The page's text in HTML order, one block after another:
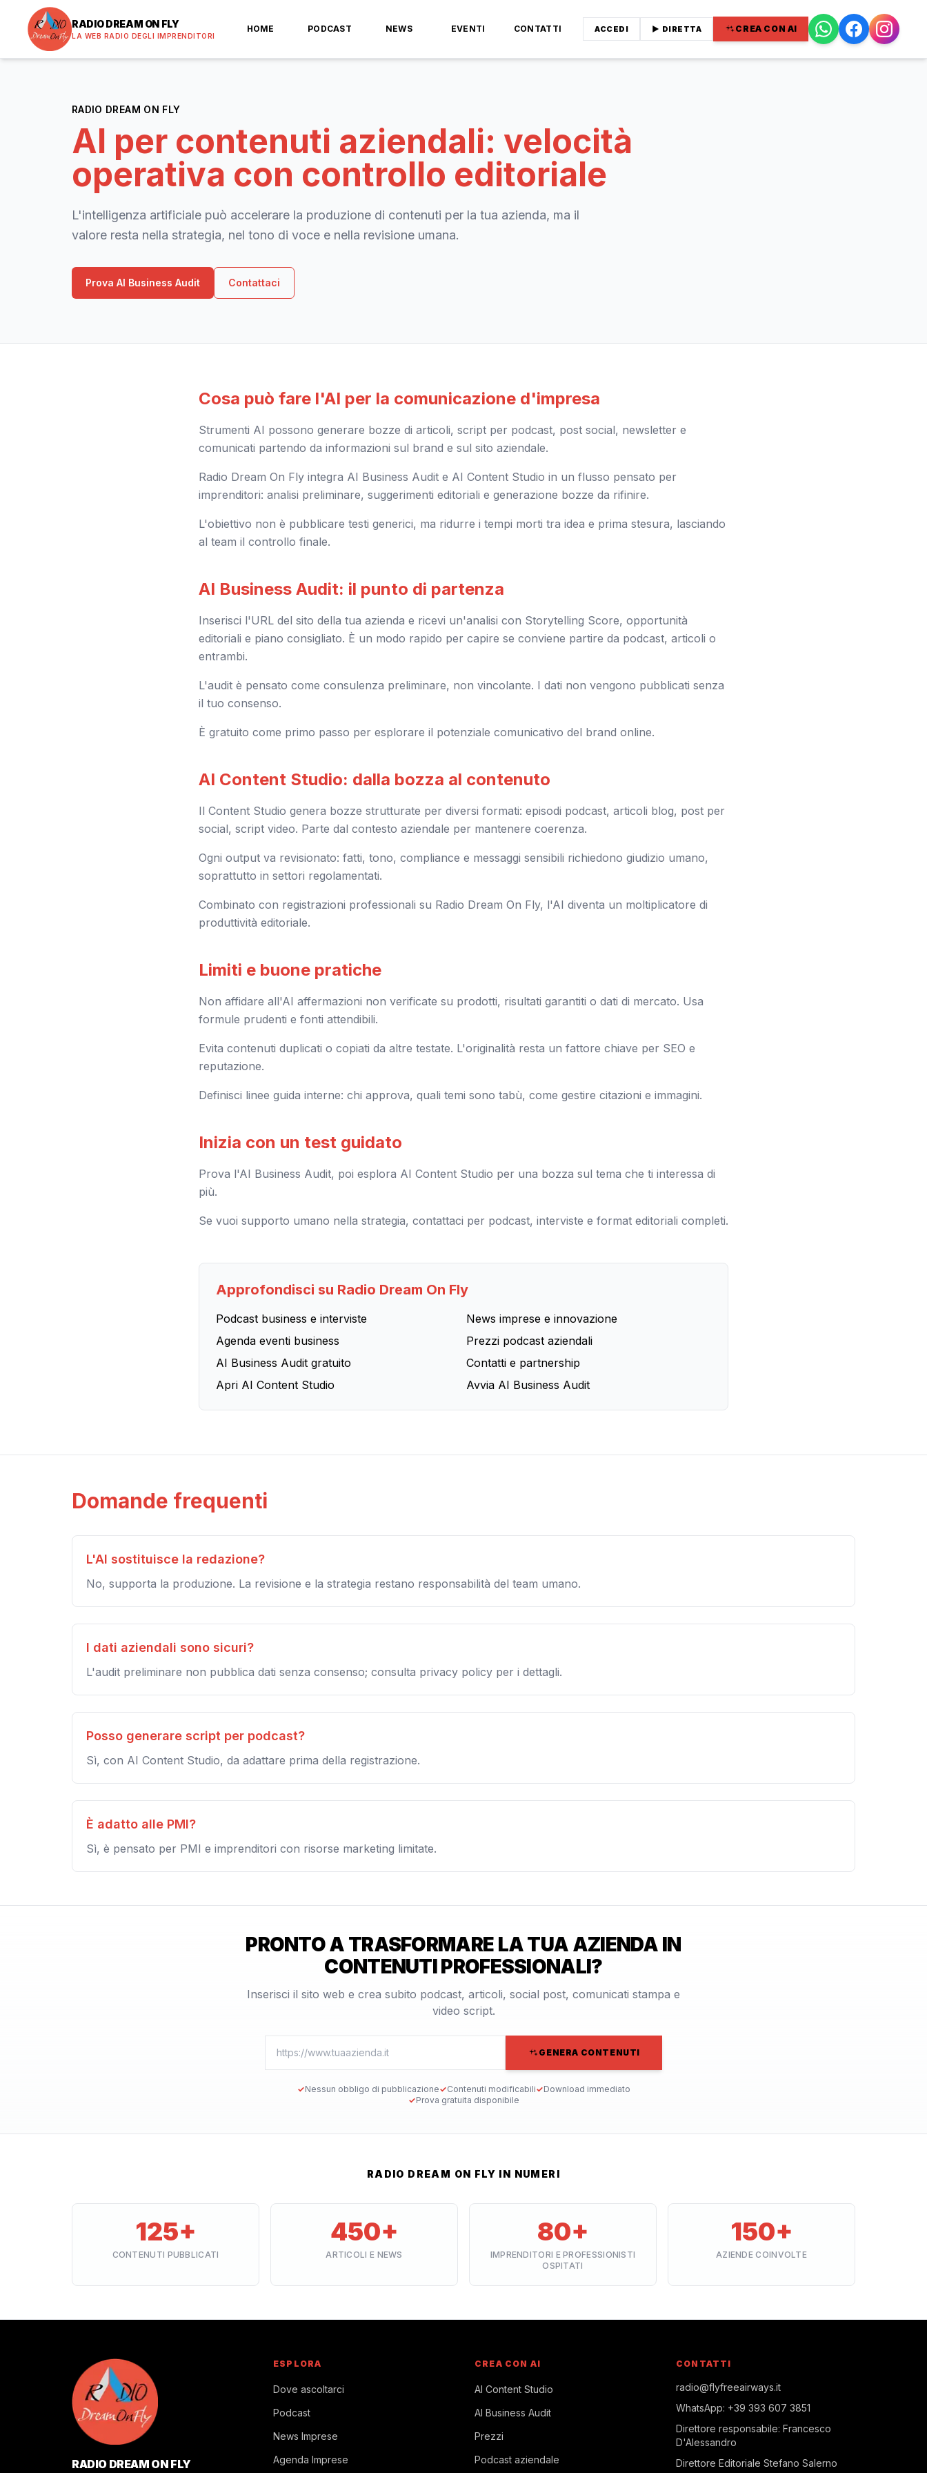
RADIO DREAM ON FLY
LA WEB RADIO DEGLI IMPRENDITORI
HOME PODCAST NEWS EVENTI CONTATTI ACCEDI ▶ DIRETTA CREA CON AI
RADIO DREAM ON FLY
AI per contenuti aziendali: velocità
operativa con controllo editoriale
L'intelligenza artificiale può accelerare la produzione di contenuti per la tua azienda, ma il
valore resta nella strategia, nel tono di voce e nella revisione umana.
Prova AI Business Audit Contattaci
Cosa può fare l'AI per la comunicazione d'impresa
Strumenti AI possono generare bozze di articoli, script per podcast, post social, newsletter e
comunicati partendo da informazioni sul brand e sul sito aziendale.
Radio Dream On Fly integra AI Business Audit e AI Content Studio in un flusso pensato per
imprenditori: analisi preliminare, suggerimenti editoriali e generazione bozze da rifinire.
L'obiettivo non è pubblicare testi generici, ma ridurre i tempi morti tra idea e prima stesura, lasciando
al team il controllo finale.
AI Business Audit: il punto di partenza
Inserisci l'URL del sito della tua azienda e ricevi un'analisi con Storytelling Score, opportunità
editoriali e piano consigliato. È un modo rapido per capire se conviene partire da podcast, articoli o
entrambi.
L'audit è pensato come consulenza preliminare, non vincolante. I dati non vengono pubblicati senza
il tuo consenso.
È gratuito come primo passo per esplorare il potenziale comunicativo del brand online.
AI Content Studio: dalla bozza al contenuto
Il Content Studio genera bozze strutturate per diversi formati: episodi podcast, articoli blog, post per
social, script video. Parte dal contesto aziendale per mantenere coerenza.
Ogni output va revisionato: fatti, tono, compliance e messaggi sensibili richiedono giudizio umano,
soprattutto in settori regolamentati.
Combinato con registrazioni professionali su Radio Dream On Fly, l'AI diventa un moltiplicatore di
produttività editoriale.
Limiti e buone pratiche
Non affidare all'AI affermazioni non verificate su prodotti, risultati garantiti o dati di mercato. Usa
formule prudenti e fonti attendibili.
Evita contenuti duplicati o copiati da altre testate. L'originalità resta un fattore chiave per SEO e
reputazione.
Definisci linee guida interne: chi approva, quali temi sono tabù, come gestire citazioni e immagini.
Inizia con un test guidato
Prova l'AI Business Audit, poi esplora AI Content Studio per una bozza sul tema che ti interessa di
più.
Se vuoi supporto umano nella strategia, contattaci per podcast, interviste e format editoriali completi.
Approfondisci su Radio Dream On Fly
Podcast business e interviste
News imprese e innovazione
Agenda eventi business
Prezzi podcast aziendali
AI Business Audit gratuito
Contatti e partnership
Apri AI Content Studio
Avvia AI Business Audit
Domande frequenti
L'AI sostituisce la redazione?
No, supporta la produzione. La revisione e la strategia restano responsabilità del team umano.
I dati aziendali sono sicuri?
L'audit preliminare non pubblica dati senza consenso; consulta privacy policy per i dettagli.
Posso generare script per podcast?
Sì, con AI Content Studio, da adattare prima della registrazione.
È adatto alle PMI?
Sì, è pensato per PMI e imprenditori con risorse marketing limitate.
PRONTO A TRASFORMARE LA TUA AZIENDA IN
CONTENUTI PROFESSIONALI?
Inserisci il sito web e crea subito podcast, articoli, social post, comunicati stampa e
video script.
GENERA CONTENUTI
✓Nessun obbligo di pubblicazione✓Contenuti modificabili✓Download immediato
✓Prova gratuita disponibile
RADIO DREAM ON FLY IN NUMERI
125+
CONTENUTI PUBBLICATI
450+
ARTICOLI E NEWS
80+
IMPRENDITORI E PROFESSIONISTI
OSPITATI
150+
AZIENDE COINVOLTE
RADIO DREAM ON FLY
ESPLORA
Dove ascoltarci
Podcast
News Imprese
Agenda Imprese
CREA CON AI
AI Content Studio
AI Business Audit
Prezzi
Podcast aziendale
CONTATTI
radio@flyfreeairways.it
WhatsApp: +39 393 607 3851
Direttore responsabile: Francesco
D'Alessandro
Direttore Editoriale Stefano Salerno